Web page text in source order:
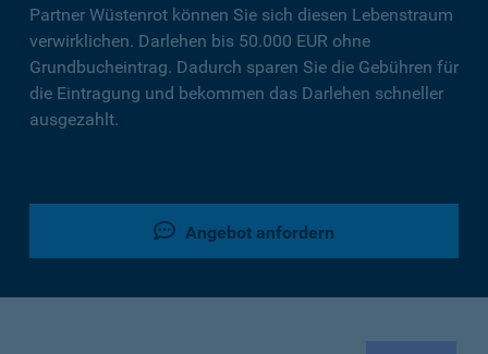
Partner Wüstenrot können Sie sich diesen Lebenstraum
verwirklichen. Darlehen bis 50.000 EUR ohne
Grundbucheintrag. Dadurch sparen Sie die Gebühren für
die Eintragung und bekommen das Darlehen schneller
ausgezahlt.
Angebot anfordern